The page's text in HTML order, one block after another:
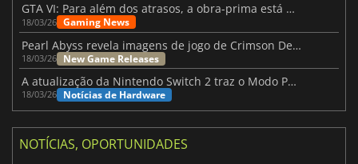
GTA VI: Para além dos atrasos, a obra-prima está quase a chegar
18/03/26 Gaming News
Pearl Abyss revela imagens de jogo de Crimson Desert para a PS5
18/03/26 New Game Releases
A atualização da Nintendo Switch 2 traz o Modo Portátil aos jogos mais antigos da Switch
18/03/26 Notícias de Hardware
NOTÍCIAS, OPORTUNIDADES